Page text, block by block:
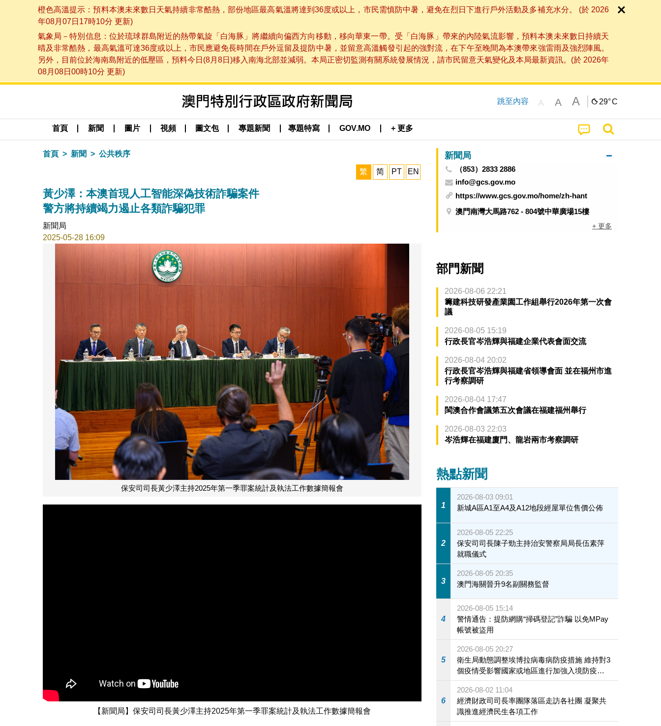
橙色高溫提示：預料本澳未來數日天氣持續非常酷熱，部份地區最高氣溫將達到36度或以上，市民需慎防中暑，避免在烈日下進行戶外活動及多補充水分。 (於 2026
年08月07日17時10分 更新)
氣象局－特別信息：位於琉球群島附近的熱帶氣旋「白海豚」將繼續向偏西方向移動，移向華東一帶。受「白海豚」帶來的內陸氣流影響，預料本澳未來數日持續天
晴及非常酷熱，最高氣溫可達36度或以上，市民應避免長時間在戶外逗留及提防中暑，並留意高溫觸發引起的強對流，在下午至晚間為本澳帶來強雷雨及強烈陣風。
另外，目前位於海南島附近的低壓區，預料今日(8月8日)移入南海北部並減弱。本局正密切監測有關系統發展情況，請市民留意天氣變化及本局最新資訊。(於 2026年
08月08日00時10分 更新)
跳至內容 A A A 29°C
首頁 新聞 圖片 視頻 圖文包 專題新聞 專題特寫 GOV.MO + 更多
首頁 新聞 公共秩序
繁 简 PT EN
黃少澤：本澳首現人工智能深偽技術詐騙案件
警方將持續竭力遏止各類詐騙犯罪
新聞局
2025-05-28 16:09
保安司司長黃少澤主持2025年第一季罪案統計及執法工作數據簡報會
【新聞局】保安司司長黃少澤主持2025年第一季罪案統計及執法工作數據簡報會
新聞局
（853）2833 2886
info@gcs.gov.mo
https://www.gcs.gov.mo/home/zh-hant
澳門南灣大馬路762 - 804號中華廣場15樓
+ 更多
部門新聞
2026-08-06 22:21
籌建科技研發產業園工作組舉行2026年第一次會
議
2026-08-05 15:19
行政長官岑浩輝與福建企業代表會面交流
2026-08-04 20:02
行政長官岑浩輝與福建省領導會面 並在福州市進
行考察調研
2026-08-04 17:47
閩澳合作會議第五次會議在福建福州舉行
2026-08-03 22:03
岑浩輝在福建廈門、龍岩兩市考察調研
熱點新聞
1
2026-08-03 09:01
新城A區A1至A4及A12地段經屋單位售價公佈
2
2026-08-05 22:25
保安司司長陳子勁主持治安警察局局長伍素萍
就職儀式
3
2026-08-05 20:35
澳門海關晉升9名副關務監督
4
2026-08-05 15:14
警情通告：提防網購“掃碼登記”詐騙 以免MPay
帳號被盜用
5
2026-08-05 20:27
衛生局動態調整埃博拉病毒病防疫措施 維持對3
個疫情受影響國家或地區進行加強入境防疫措
施
6
2026-08-02 11:04
經濟財政司司長率團隊落區走訪各社團 凝聚共
識推進經濟民生各項工作